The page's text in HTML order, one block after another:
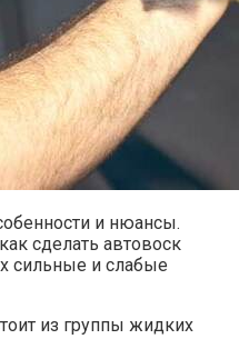
и нюансы.
сделать автовоск
сильные и слабые
из группы жидких